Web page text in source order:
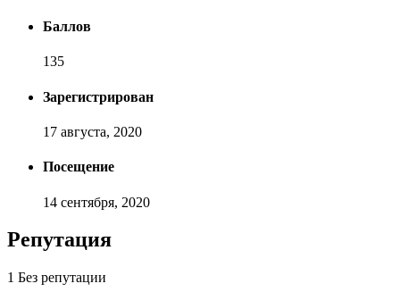
Баллов
135
Зарегистрирован
17 августа, 2020
Посещение
14 сентября, 2020
Репутация
1 Без репутации